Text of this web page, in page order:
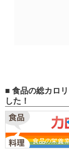
■ 食品の総カロ
した！